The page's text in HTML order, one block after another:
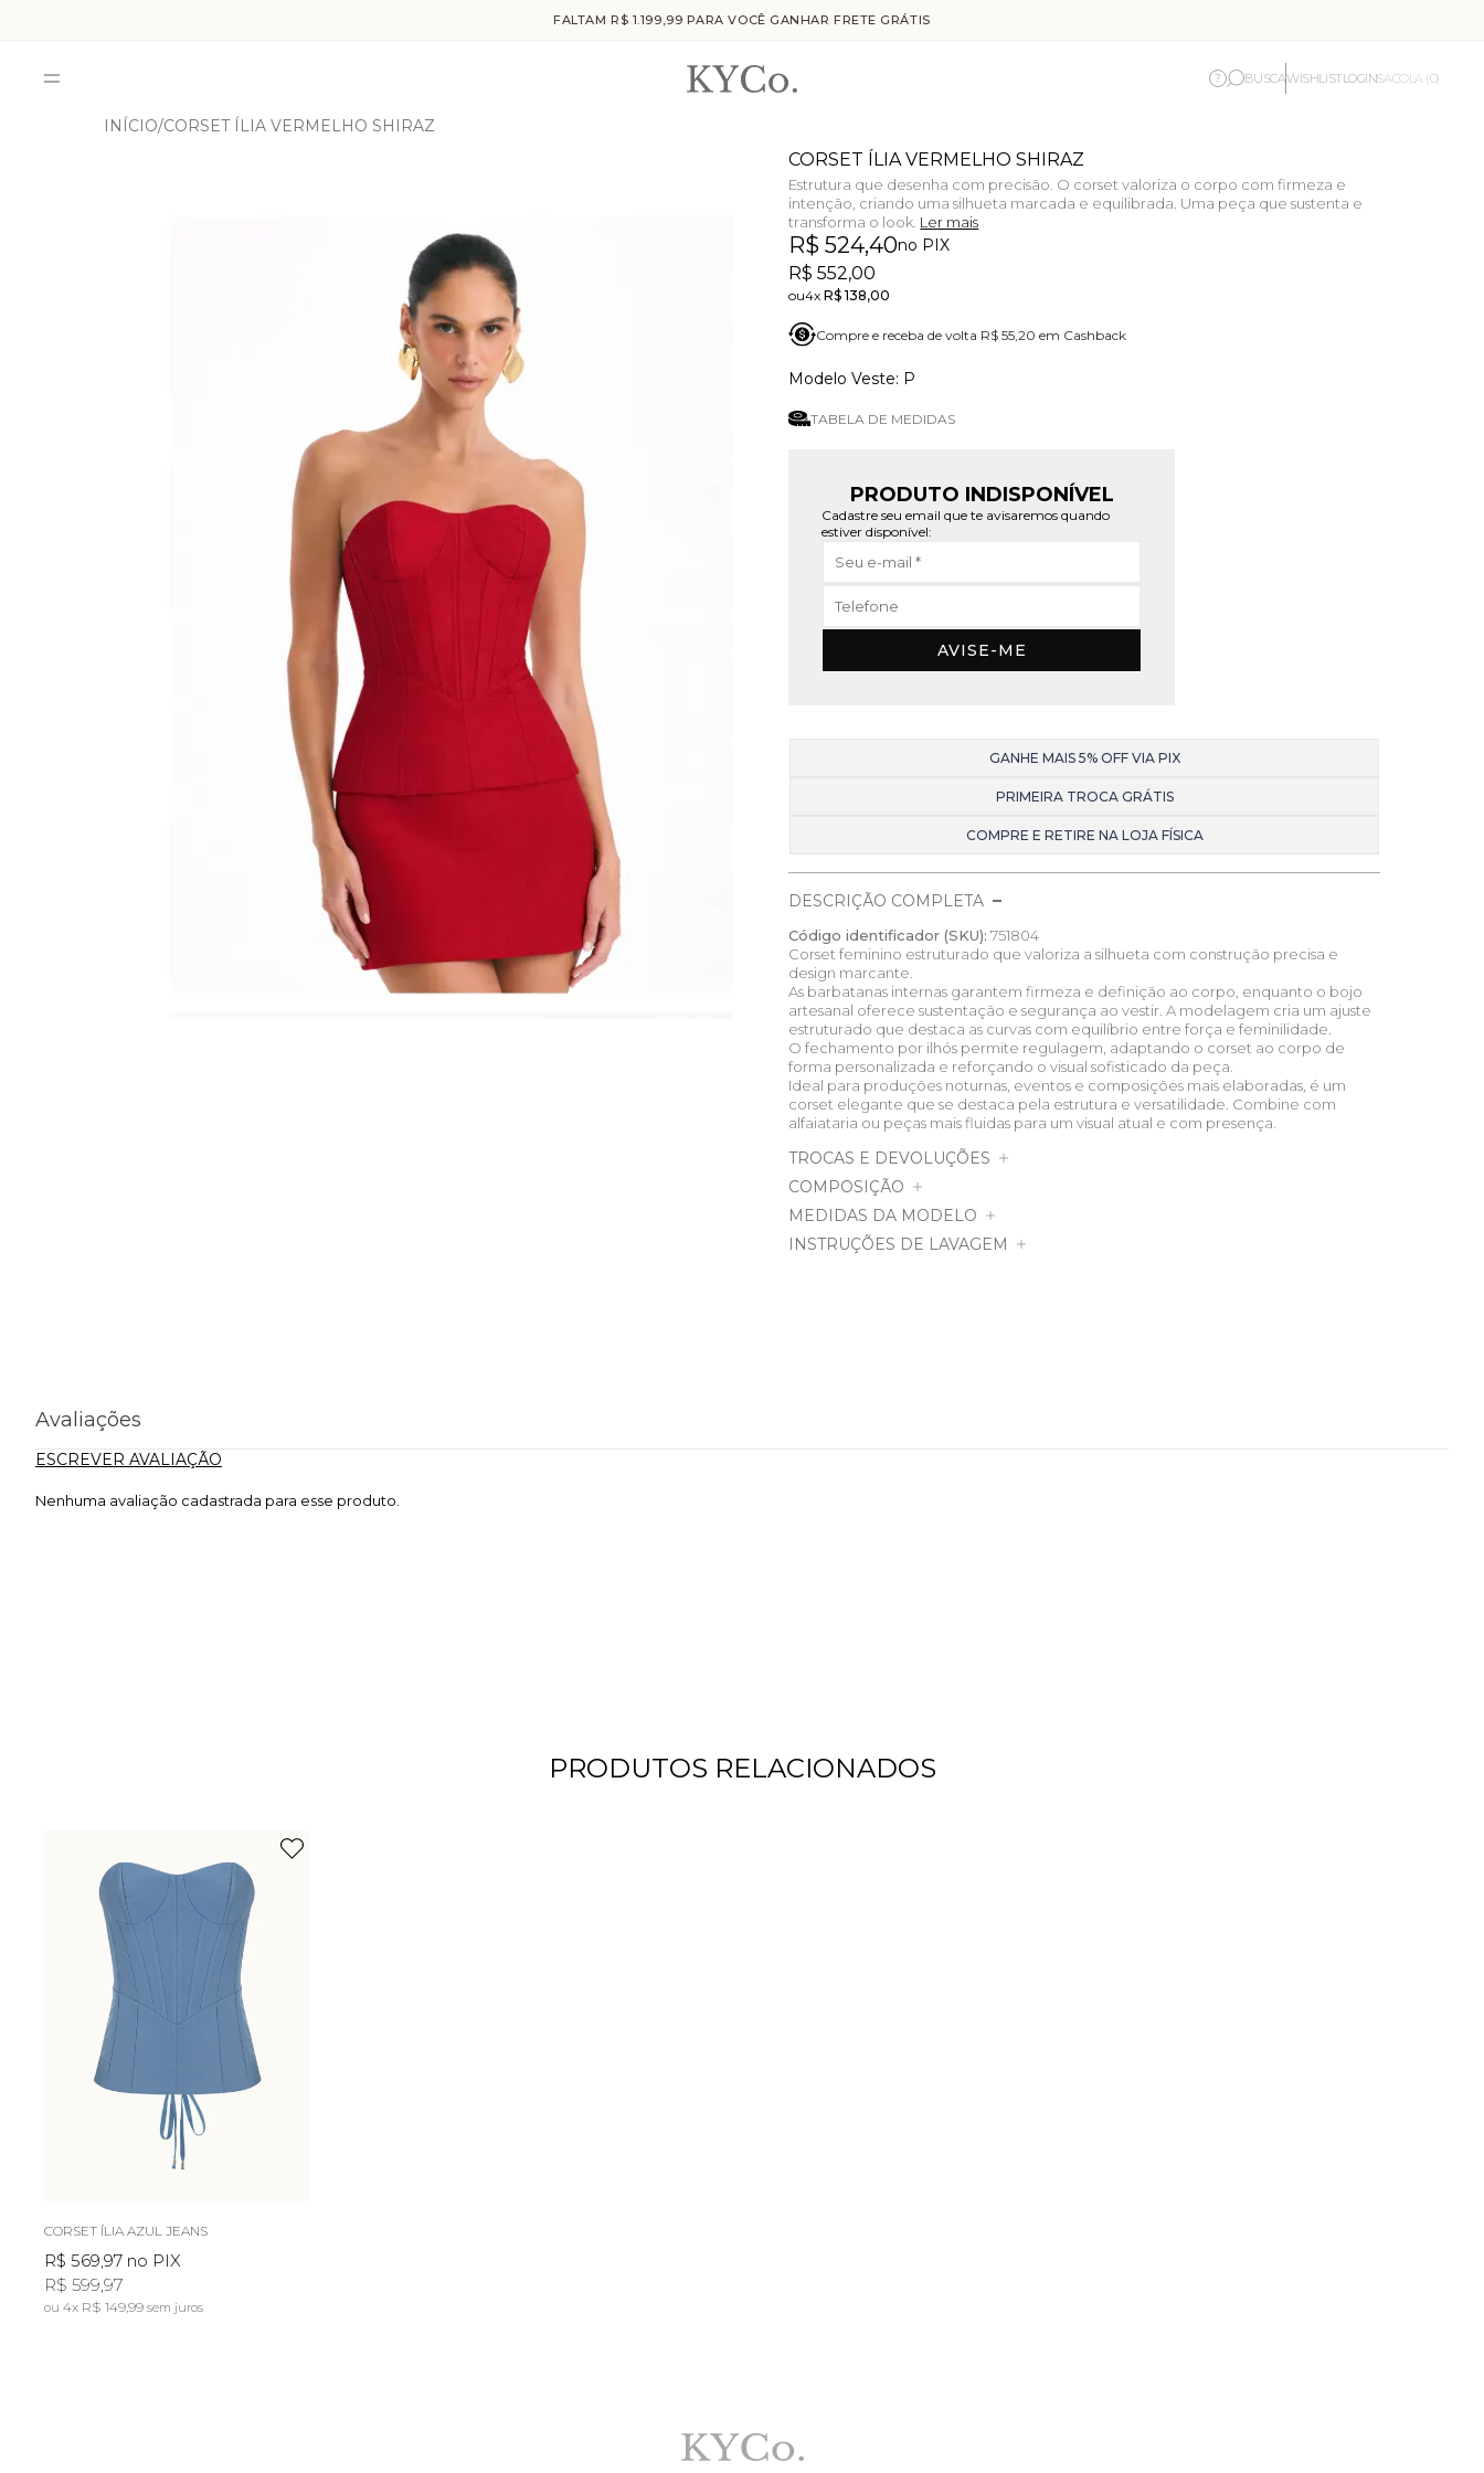
FALTAM R$ 1.199,99 PARA VOCÊ GANHAR FRETE GRÁTIS
? BUSCAWISHLISTLOGINSACOLA (0)
INÍCIO CORSET ÍLIA VERMELHO SHIRAZ
CORSET ÍLIA VERMELHO SHIRAZ
Estrutura que desenha com precisão. O corset valoriza o corpo com firmeza e
intenção, criando uma silhueta marcada e equilibrada. Uma peça que sustenta e
transforma o look. Ler mais
R$ 524,40no PIX
R$ 552,00
4xR$ 138,00
Compre e receba de volta R$ 55,20 em Cashback
P
TABELA DE MEDIDAS
PRODUTO INDISPONÍVEL
Cadastre seu email que te avisaremos quando
estiver disponível:
AVISE-ME
GANHE MAIS 5% OFF VIA PIX
PRIMEIRA TROCA GRÁTIS
COMPRE E RETIRE NA LOJA FÍSICA
DESCRIÇÃO COMPLETA
Código identificador (SKU): 751804
Corset feminino estruturado que valoriza a silhueta com construção precisa e
design marcante.
As barbatanas internas garantem firmeza e definição ao corpo, enquanto o bojo
artesanal oferece sustentação e segurança ao vestir. A modelagem cria um ajuste
estruturado que destaca as curvas com equilíbrio entre força e feminilidade.
O fechamento por ilhós permite regulagem, adaptando o corset ao corpo de
forma personalizada e reforçando o visual sofisticado da peça.
Ideal para produções noturnas, eventos e composições mais elaboradas, é um
corset elegante que se destaca pela estrutura e versatilidade. Combine com
alfaiataria ou peças mais fluidas para um visual atual e com presença.
TROCAS E DEVOLUÇÕES
MEDIDAS DA MODELO
COMPOSIÇÃO
INSTRUÇÕES DE LAVAGEM
Avaliações
ESCREVER AVALIAÇÃO
Nenhuma avaliação cadastrada para esse produto.
PRODUTOS RELACIONADOS
CORSET ÍLIA AZUL JEANS
R$ 569,97 no PIX
R$ 599,97
4x R$ 149,99 sem juros